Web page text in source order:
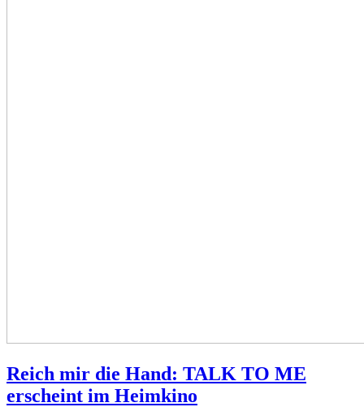
Reich mir die Hand: TALK TO ME
erscheint im Heimkino